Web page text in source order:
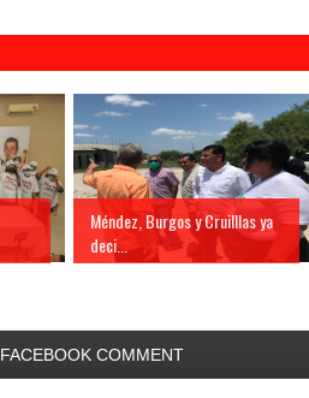
Méndez, Burgos y Cruilllas ya
deci...
FACEBOOK COMMENT